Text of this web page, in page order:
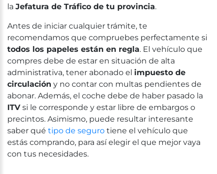
la Jefatura de Tráfico de tu provincia.
Antes de iniciar cualquier trámite, te
recomendamos que compruebes perfectamente si
todos los papeles están en regla. El vehículo que
compres debe de estar en situación de alta
administrativa, tener abonado el impuesto de
circulación y no contar con multas pendientes de
abonar. Además, el coche debe de haber pasado la
ITV si le corresponde y estar libre de embargos o
precintos. Asimismo, puede resultar interesante
saber qué tipo de seguro tiene el vehículo que
estás comprando, para así elegir el que mejor vaya
con tus necesidades.